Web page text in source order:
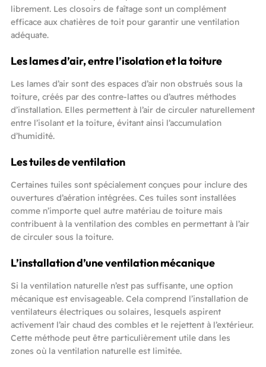
librement. Les closoirs de faîtage sont un complément
efficace aux chatières de toit pour garantir une ventilation
adéquate.
Les lames d’air, entre l’isolation et la toiture
Les lames d’air sont des espaces d’air non obstrués sous la
toiture, créés par des contre-lattes ou d’autres méthodes
d’installation. Elles permettent à l’air de circuler naturellement
entre l’isolant et la toiture, évitant ainsi l’accumulation
d’humidité.
Les tuiles de ventilation
Certaines tuiles sont spécialement conçues pour inclure des
ouvertures d’aération intégrées. Ces tuiles sont installées
comme n’importe quel autre matériau de toiture mais
contribuent à la ventilation des combles en permettant à l’air
de circuler sous la toiture.
L’installation d’une ventilation mécanique
Si la ventilation naturelle n’est pas suffisante, une option
mécanique est envisageable. Cela comprend l’installation de
ventilateurs électriques ou solaires, lesquels aspirent
activement l’air chaud des combles et le rejettent à l’extérieur.
Cette méthode peut être particulièrement utile dans les
zones où la ventilation naturelle est limitée.